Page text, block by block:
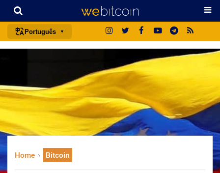
Português
français
italiano
deutsch
中文
Home Bitcoin